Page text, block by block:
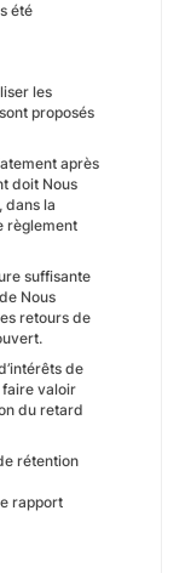
été
les
proposés
après
doit Nous
dans la
règlement
suffisante
Nous
retours de
de
faire valoir
du retard
rétention
rapport